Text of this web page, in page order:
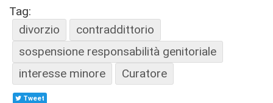
Tag:
divorzio
contraddittorio
sospensione responsabilità genitoriale
interesse minore
Curatore
Tweet